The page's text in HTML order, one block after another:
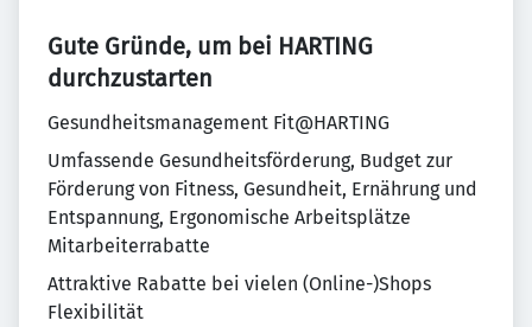
Gute Gründe, um bei HARTING
durchzustarten
Gesundheitsmanagement Fit@HARTING
Umfassende Gesundheitsförderung, Budget zur
Förderung von Fitness, Gesundheit, Ernährung und
Entspannung, Ergonomische Arbeitsplätze
Mitarbeiterrabatte
Attraktive Rabatte bei vielen (Online-)Shops
Flexibilität